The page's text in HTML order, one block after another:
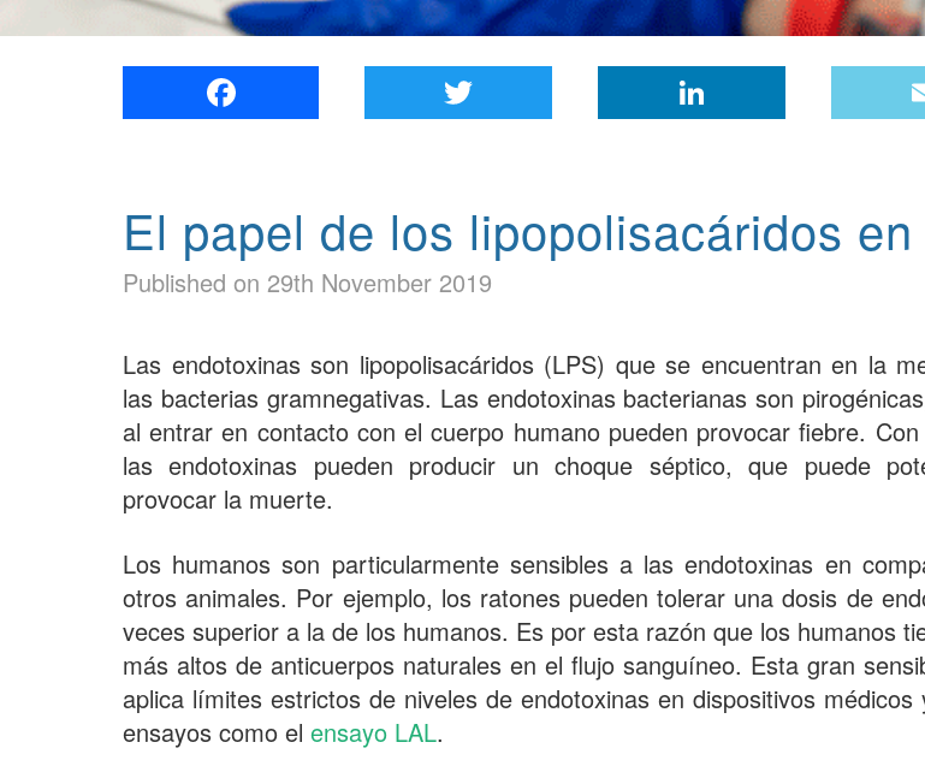
Facebook Twitter LinkedIn
El papel de los lipopolisacáridos
Published on 29th November 2019
Las endotoxinas son lipopolisacáridos (LPS) que se encuentran en la
las bacterias gramnegativas. Las endotoxinas bacterianas son
al entrar en contacto con el cuerpo humano pueden provocar fiebre.
las endotoxinas pueden producir un choque séptico, que puede
provocar la muerte.
Los humanos son particularmente sensibles a las endotoxinas en
otros animales. Por ejemplo, los ratones pueden tolerar una dosis de
veces superior a la de los humanos. Es por esta razón que los humanos
más altos de anticuerpos naturales en el flujo sanguíneo. Esta gran
aplica límites estrictos de niveles de endotoxinas en dispositivos
ensayos como el ensayo LAL.